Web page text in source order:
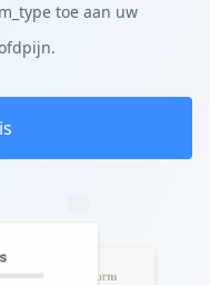
toe aan uw